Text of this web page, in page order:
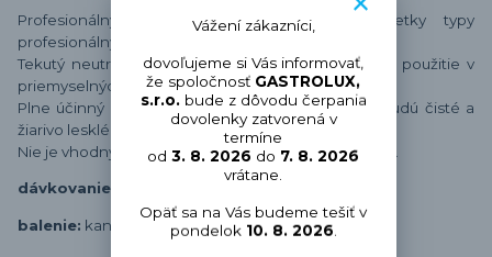
Profesionálny oplachový prostriedok, pre všetky typy
profesionálnych umývačiek
Tekutý neutrálny nepenivý oplachový prípravok na použitie v
priemyselných umývačkách riadu.
Plne účinný v mäkkej i tvrdej vode. Suché riady budú čisté a
žiarivo lesklé.
Nie je vhodný pre materiály na báze polykarbonátov.
dávkovanie:
balenie: kanister 10 kg
Vážení zákazníci,
dovoľujeme si Vás informovať,
že spoločnosť GASTROLUX,
s.r.o.bude z dôvodu čerpania
dovolenky zatvorená v
termíne
od3. 8. 2026 do 7. 8. 2026
vrátane.
Opäť sa na Vás budeme tešiť v
pondelok 10. 8. 2026.